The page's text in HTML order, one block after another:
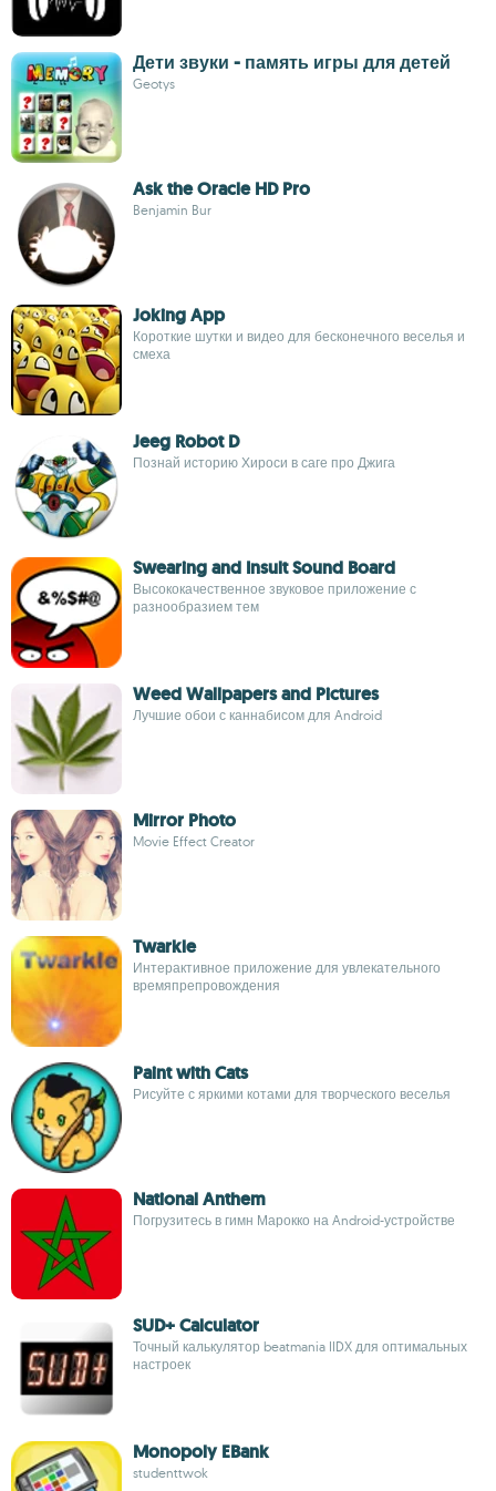
Дети звуки - память игры для детей
Geotys
Ask the Oracle HD Pro
Benjamin Bur
Joking App
Короткие шутки и видео для бесконечного веселья и
смеха
Jeeg Robot D
Познай историю Хироси в саге про Джига
Swearing and Insult Sound Board
Высококачественное звуковое приложение с
разнообразием тем
Weed Wallpapers and Pictures
Лучшие обои с каннабисом для Android
Mirror Photo
Movie Effect Creator
Twarkle
Интерактивное приложение для увлекательного
времяпрепровождения
Paint with Cats
Рисуйте с яркими котами для творческого веселья
National Anthem
Погрузитесь в гимн Марокко на Android-устройстве
SUD+ Calculator
Точный калькулятор beatmania IIDX для оптимальных
настроек
Monopoly EBank
studenttwok